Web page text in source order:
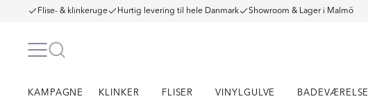
Flise- & klinkeruge Hurtig levering til hele Danmark Showroom & Lager i Malmö
KAMPAGNE KLINKER FLISER VINYLGULVE BADEVÆRELSE